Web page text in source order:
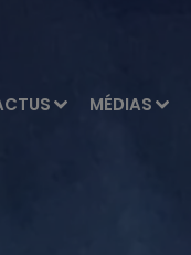
MÉDIAS